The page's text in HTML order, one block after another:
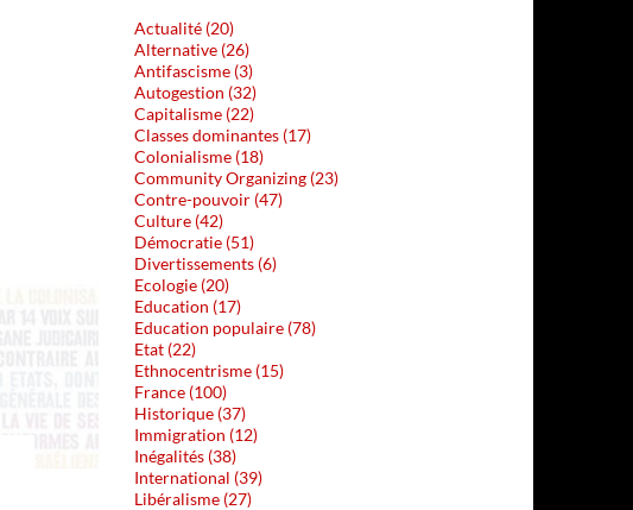
Actualité (20)
Alternative (26)
Antifascisme (3)
Autogestion (32)
Capitalisme (22)
Classes dominantes (17)
Colonialisme (18)
Community Organizing (23)
Contre-pouvoir (47)
Culture (42)
Démocratie (51)
Divertissements (6)
Ecologie (20)
Education (17)
Education populaire (78)
Etat (22)
Ethnocentrisme (15)
France (100)
Historique (37)
Immigration (12)
Inégalités (38)
International (39)
Libéralisme (27)